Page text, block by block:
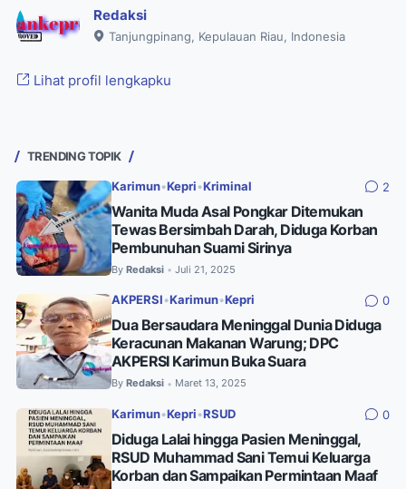
Redaksi
Tanjungpinang, Kepulauan Riau, Indonesia
Lihat profil lengkapku
TRENDING TOPIK
Karimun•Kepri •Kriminal 2
Wanita Muda Asal Pongkar Ditemukan
Tewas Bersimbah Darah, Diduga Korban
Pembunuhan Suami Sirinya
By Redaksi • Juli 21, 2025
AKPERSI •Karimun•Kepri 0
Dua Bersaudara Meninggal Dunia Diduga
Keracunan Makanan Warung; DPC
AKPERSI Karimun Buka Suara
By Redaksi • Maret 13, 2025
Karimun•Kepri •RSUD 0
Diduga Lalai hingga Pasien Meninggal,
RSUD Muhammad Sani Temui Keluarga
Korban dan Sampaikan Permintaan Maaf